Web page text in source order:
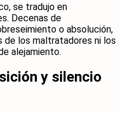
se tradujo en
Decenas de
o absolución,
de los maltratadores ni los
alejamiento.
y silencio